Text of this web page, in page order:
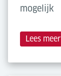
mogelijk
Lees meer